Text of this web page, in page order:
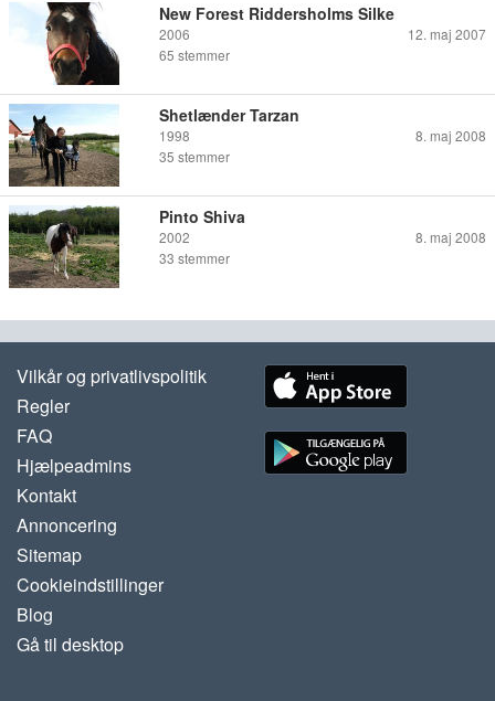
New Forest Riddersholms Silke
2006
12. maj 2007
65 stemmer
Shetlænder Tarzan
1998
8. maj 2008
35 stemmer
Pinto Shiva
2002
8. maj 2008
33 stemmer
Vilkår og privatlivspolitik
Regler
FAQ
Hjælpeadmins
Kontakt
Annoncering
Sitemap
Cookieindstillinger
Blog
Gå til desktop